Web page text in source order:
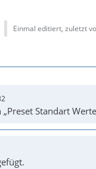
Einmal editiert, zuletzt
Standart